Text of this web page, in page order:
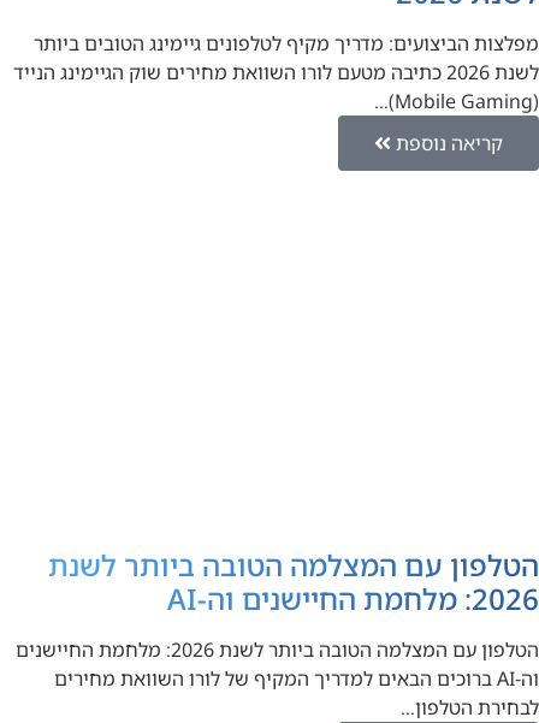
מפלצות הביצועים: מדריך מקיף לטלפונים גיימינג הטובים ביותר
לשנת 2026 כתיבה מטעם לורו השוואת מחירים שוק הגיימינג הנייד
(Mobile Gaming)…
קריאה נוספת
הטלפון עם המצלמה הטובה ביותר לשנת
2026: מלחמת החיישנים וה-AI
הטלפון עם המצלמה הטובה ביותר לשנת 2026: מלחמת החיישנים
וה-AI ברוכים הבאים למדריך המקיף של לורו השוואת מחירים
לבחירת הטלפון…